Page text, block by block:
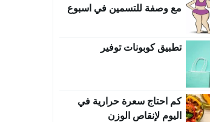
مع وصفة للتسمين في اسبوع
تطبيق كوبونات توفير
كم احتاج سعرة حرارية في
اليوم لإنقاص الوزن